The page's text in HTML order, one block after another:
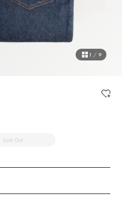
1 / 9
Sold Out